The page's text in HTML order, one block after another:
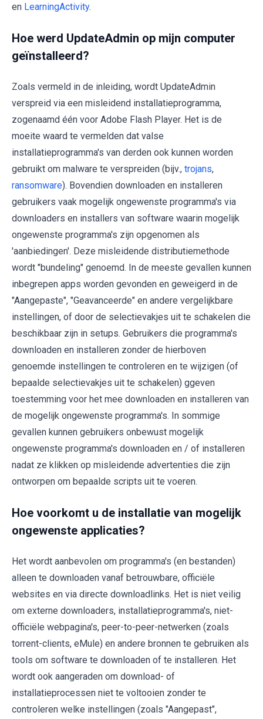
en LearningActivity.
Hoe werd UpdateAdmin op mijn computer
geïnstalleerd?
Zoals vermeld in de inleiding, wordt UpdateAdmin
verspreid via een misleidend installatieprogramma,
zogenaamd één voor Adobe Flash Player. Het is de
moeite waard te vermelden dat valse
installatieprogramma's van derden ook kunnen worden
gebruikt om malware te verspreiden (bijv., trojans,
ransomware). Bovendien downloaden en installeren
gebruikers vaak mogelijk ongewenste programma's via
downloaders en installers van software waarin mogelijk
ongewenste programma's zijn opgenomen als
'aanbiedingen'. Deze misleidende distributiemethode
wordt "bundeling" genoemd. In de meeste gevallen kunnen
inbegrepen apps worden gevonden en geweigerd in de
"Aangepaste", "Geavanceerde" en andere vergelijkbare
instellingen, of door de selectievakjes uit te schakelen die
beschikbaar zijn in setups. Gebruikers die programma's
downloaden en installeren zonder de hierboven
genoemde instellingen te controleren en te wijzigen (of
bepaalde selectievakjes uit te schakelen) ggeven
toestemming voor het mee downloaden en installeren van
de mogelijk ongewenste programma's. In sommige
gevallen kunnen gebruikers onbewust mogelijk
ongewenste programma's downloaden en / of installeren
nadat ze klikken op misleidende advertenties die zijn
ontworpen om bepaalde scripts uit te voeren.
Hoe voorkomt u de installatie van mogelijk
ongewenste applicaties?
Het wordt aanbevolen om programma's (en bestanden)
alleen te downloaden vanaf betrouwbare, officiële
websites en via directe downloadlinks. Het is niet veilig
om externe downloaders, installatieprogramma's, niet-
officiële webpagina's, peer-to-peer-netwerken (zoals
torrent-clients, eMule) en andere bronnen te gebruiken als
tools om software te downloaden of te installeren. Het
wordt ook aangeraden om download- of
installatieprocessen niet te voltooien zonder te
controleren welke instellingen (zoals "Aangepast",